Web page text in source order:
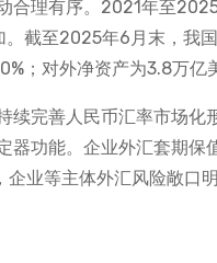
合理有序。2021年至
截至2025年6月末，我
；对外净资产为3.8万亿
续完善人民币汇率市场化
功能。企业外汇套期保
业等主体外汇风险敞口明